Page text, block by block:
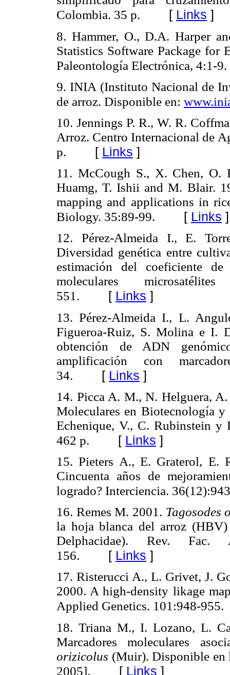
Colombia. 35 p. [ Links ]
8. Hammer, O., D.A. Harper
Statistics Software Package for
Paleontología Electrónica, 4:1-9.
9. INIA (Instituto Nacional de
de arroz. Disponible en:
10. Jennings P. R., W. R.
Arroz. Centro Internacional de
p. [ Links ]
11. McCough S., X. Chen, O.
Huamg, T. Ishii and M. Blair.
mapping and applications in
Biology. 35:89-99. [ Links ]
12. Pérez-Almeida I., E.
Diversidad genética entre
estimación del coeficiente
moleculares
551. [ Links ]
13. Pérez-Almeida I., L.
Figueroa-Ruiz, S. Molina e I.
obtención de ADN
amplificación con
34. [ Links ]
14. Picca A. M., N. Helguera,
Moleculares en Biotecnología y
Echenique, V., C. Rubinstein
462 p. [ Links ]
15. Pieters A., E. Graterol, E.
Cincuenta años de
logrado? Interciencia.
16. Remes M. 2001. Tagosodes
la hoja blanca del arroz
Delphacidae). Rev. Fac.
156. [ Links ]
17. Risterucci A., L. Grivet, J.
2000. A high-density likage
Applied Genetics. 101:948-955.
1 8. Triana M., I. Lozano, L.
Marcadores moleculares
orizicolus (Muir). Disponible
2005]. [ Links ]